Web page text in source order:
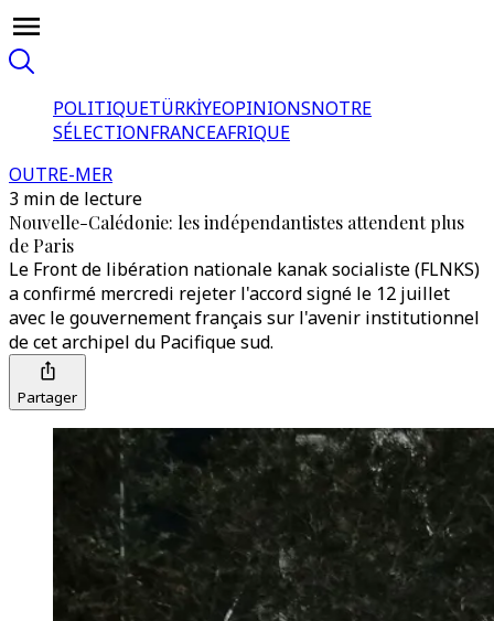
POLITIQUETÜRKİYEOPINIONSNOTRE
SÉLECTIONFRANCEAFRIQUE
OUTRE-MER
3 min de lecture
Nouvelle-Calédonie: les indépendantistes attendent plus
de Paris
Le Front de libération nationale kanak socialiste (FLNKS)
a confirmé mercredi rejeter l'accord signé le 12 juillet
avec le gouvernement français sur l'avenir institutionnel
de cet archipel du Pacifique sud.
Partager